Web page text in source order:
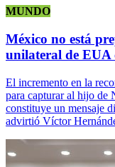
MUNDO
México no está
unilateral de EUA
El incremento en la
para capturar al hijo de
constituye un mensaje
advirtió Víctor